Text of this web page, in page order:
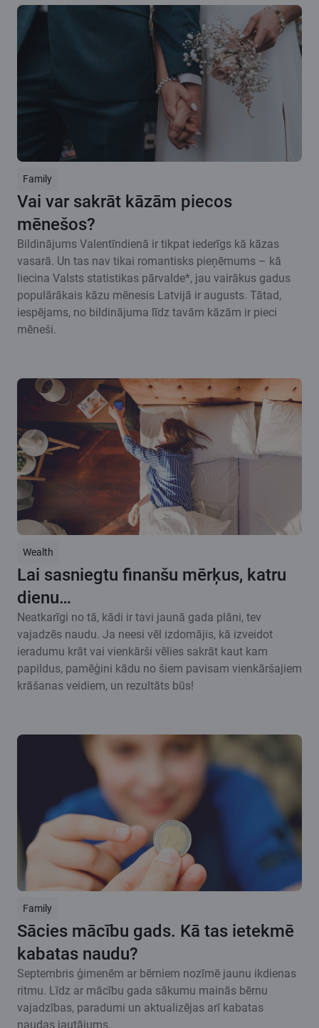
Family
Vai var sakrāt kāzām piecos
mēnešos?
Bildinājums Valentīndienā ir tikpat iederīgs kā kāzas
vasarā. Un tas nav tikai romantisks pieņēmums – kā
liecina Valsts statistikas pārvalde*, jau vairākus gadus
populārākais kāzu mēnesis Latvijā ir augusts. Tātad,
iespējams, no bildinājuma līdz tavām kāzām ir pieci
mēneši.
Wealth
Lai sasniegtu finanšu mērķus, katru
dienu…
Neatkarīgi no tā, kādi ir tavi jaunā gada plāni, tev
vajadzēs naudu. Ja neesi vēl izdomājis, kā izveidot
ieradumu krāt vai vienkārši vēlies sakrāt kaut kam
papildus, pamēģini kādu no šiem pavisam vienkāršajiem
krāšanas veidiem, un rezultāts būs!
Family
Sācies mācību gads. Kā tas ietekmē
kabatas naudu?
Septembris ģimenēm ar bērniem nozīmē jaunu ikdienas
ritmu. Līdz ar mācību gada sākumu mainās bērnu
vajadzības, paradumi un aktualizējas arī kabatas
naudas jautājums.